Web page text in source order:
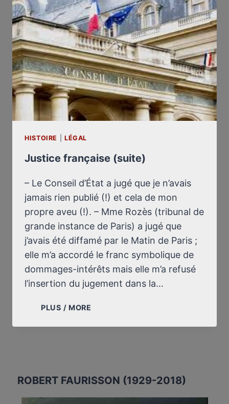
PROGRÈS
DE
LYON
HISTOIRE LÉGAL
Justice française (suite)
– Le Conseil d’État a jugé que je n’avais
jamais rien publié (!) et cela de mon
propre aveu (!). – Mme Rozès (tribunal de
grande instance de Paris) a jugé que
j’avais été diffamé par le Matin de Paris ;
elle m’a accordé le franc symbolique de
dommages-intérêts mais elle m’a refusé
l’insertion du jugement dans la…
PLUS / MORE
(SUITE)
ROBERT FAURISSON (1929-2018)